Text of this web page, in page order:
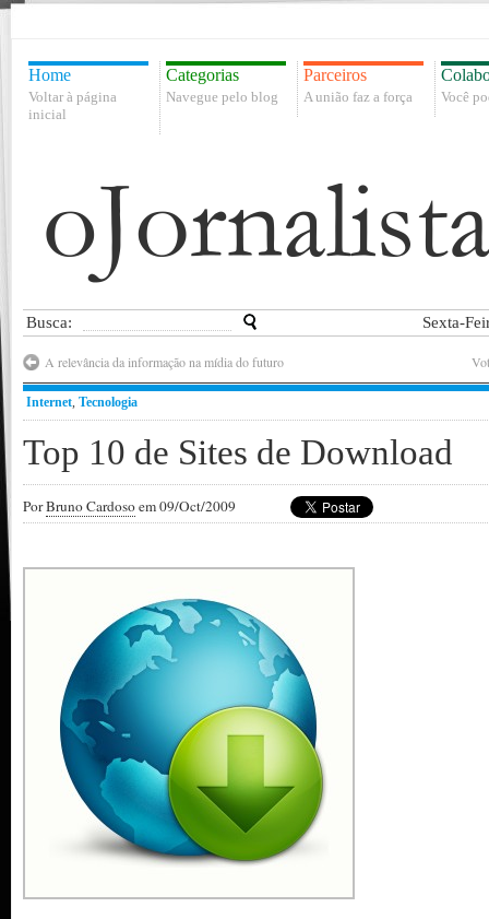
Home
Voltar à página
inicial
Categorias
Navegue pelo blog
Parceiros
A união faz a força Você
Busca: Sexta-
A relevância da informação na mídia do futuro
Internet, Tecnologia
Top 10 de Sites de Download
PorBruno Cardosoem 09/Oct/2009